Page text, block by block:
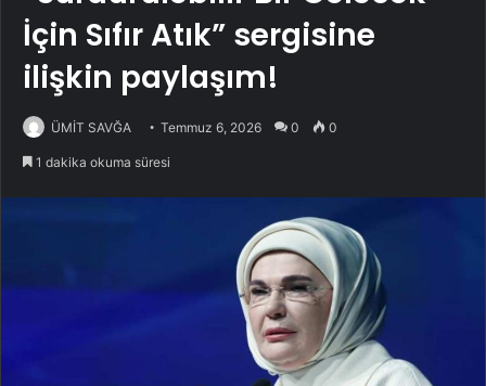
İçin Sıfır Atık” sergisine
ilişkin paylaşım!
ÜMİT SAVĞA Temmuz 6, 2026 0 0
1 dakika okuma süresi